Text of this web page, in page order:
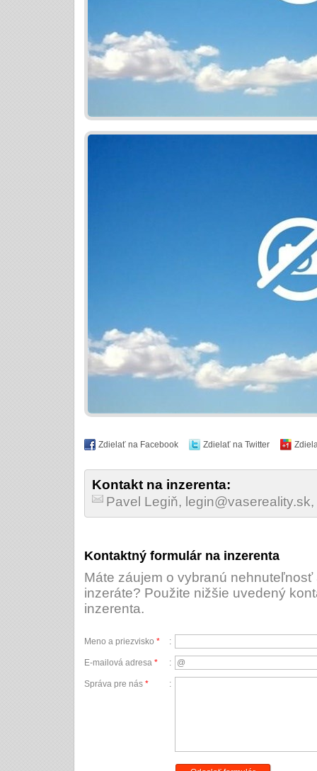
Zdielať na Facebook Zdielať na Twitter
Kontakt na inzerenta:
Pavel Legiň,
Kontaktný formulár na inzerenta
Máte záujem o vybranú
inzeráte? Použite nižšie uvedený
inzerenta.
Meno a priezvisko * :
E-mailová adresa * :
Správa pre nás * :